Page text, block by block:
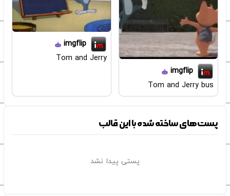
imgflip
Tom and Jerry bus
imgflip
Tom and Jerry
پست‌های ساخته شده با این قالب
پستی پیدا نشد